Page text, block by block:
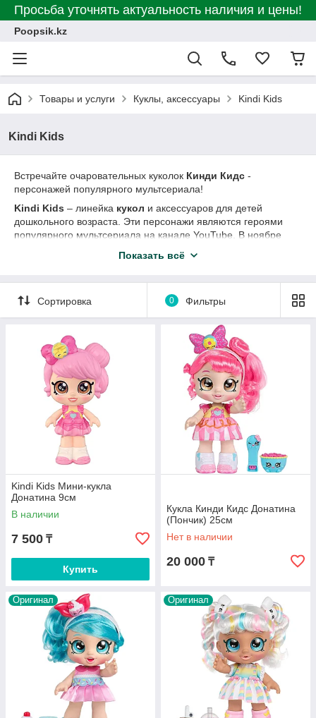
Просьба уточнять актуальность наличия и цены!
Poopsik.kz
Товары и услуги Куклы, аксессуары Kindi Kids
Kindi Kids
Встречайте очаровательных куколок Кинди Кидс -
персонажей популярного мультсериала!
Kindi Kids – линейка кукол и аксессуаров для детей
дошкольного возраста. Эти персонажи являются героями
популярного мультсериала на канале YouTube. В ноябре
мультипликационного сериала « Кинди Кидс
Показать всё
Сортировка 0 Фильтры
Kindi Kids Мини-кукла
Донатина 9см
В наличии
7 500 ₸
Купить
Кукла Кинди Кидс Донатина
(Пончик) 25см
Нет в наличии
20 000 ₸
Оригинал Оригинал